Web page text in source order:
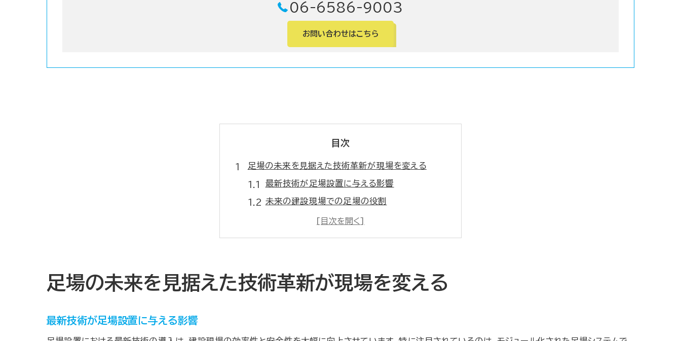
06-6586-9003
お問い合わせはこちら
目次
足場の未来を見据えた技術革新が現場を変える
最新技術が足場設置に与える影響
未来の建設現場での足場の役割
技術革新による足場の安全性向上
足場企業におけるイノベーションの重要性
新技術導入による足場業界の変化
建設現場での安全性向上は足場の進化にあり
足場の未来を見据えた技術革新が現場を変える
最新技術が足場設置に与える影響